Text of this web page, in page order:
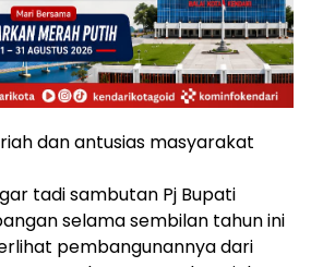
dan antusias masyarakat
tadi sambutan Pj Bupati
selama sembilan tahun ini
pembangunannya dari